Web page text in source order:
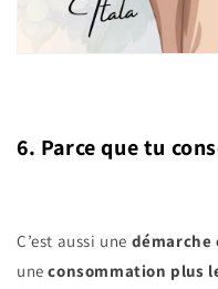
6. Parce que tu
C’est aussi une démarche
uneconsommation plus